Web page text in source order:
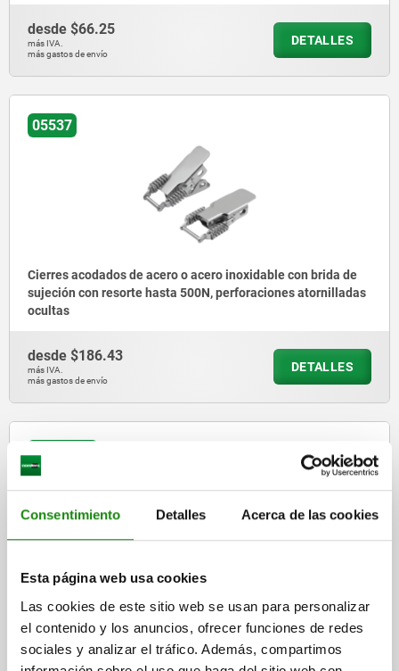
Consentimiento Detalles Acerca de las cookies
Esta página web usa cookies
Las cookies de este sitio web se usan para personalizar
el contenido y los anuncios, ofrecer funciones de redes
sociales y analizar el tráfico. Además, compartimos
desde $66.25
más IVA.
más gastos de envío
DETALLES
05537
Cierres acodados de acero o acero inoxidable con brida de
sujeción con resorte hasta 500N, perforaciones atornilladas
ocultas
desde $186.43
más IVA.
más gastos de envío
DETALLES
05537-05
Cierres acodados de acero o acero inoxidable con brida de
sujeción con resorte hasta 450N, perforaciones atornilladas
ocultas